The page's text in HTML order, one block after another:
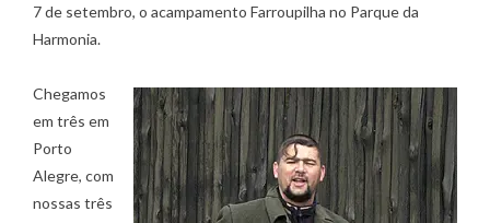
7 de setembro, o acampamento Farroupilha no Parque da
Harmonia.
Chegamos
em três em
Porto
Alegre, com
nossas três